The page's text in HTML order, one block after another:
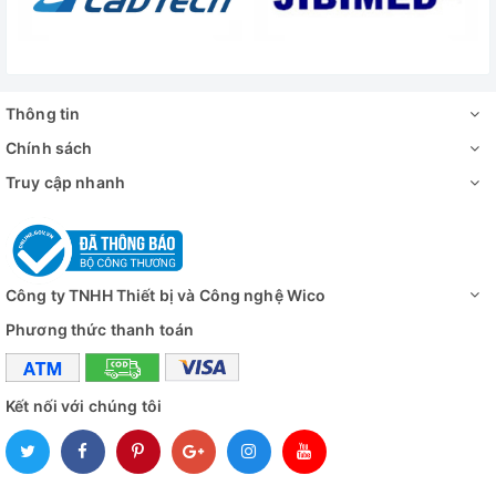
Dải nhiệt độ gia
Công suất
Video - Hình ảnh
Thông tin
Chính sách
Truy cập nhanh
Công ty TNHH Thiết bị và Công nghệ Wico
Phương thức thanh toán
Kết nối với chúng tôi